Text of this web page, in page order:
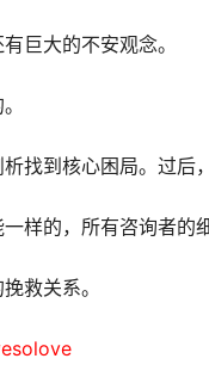
坚决是不是不喜
老婆坚决和我分手时
不了，那即便做了也
巨大的不安观念。
。